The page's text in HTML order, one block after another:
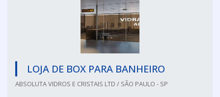
LOJA DE BOX PARA BANHEIRO
ABSOLUTA VIDROS E CRISTAIS LTD / SÃO PAULO - SP